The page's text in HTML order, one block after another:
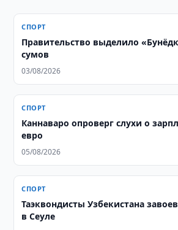
СПОРТ
Правительство выделило
сумов
03/08/2026
СПОРТ
Каннаваро опроверг слухи о
евро
05/08/2026
СПОРТ
Таэквондисты Узбекистана
в Сеуле